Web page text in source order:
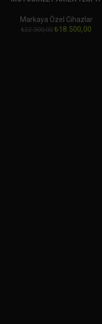
Markaya Özel Cihazlar
₺22.500,00 ₺18.500,00